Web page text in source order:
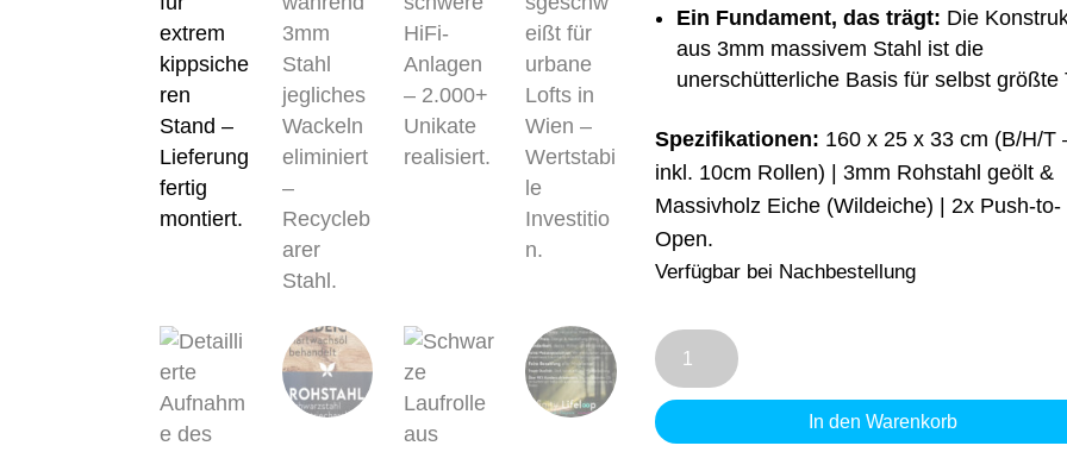
Ein Fundament, das trägt: Die
aus 3mm massivem Stahl ist die
unerschütterliche Basis für selbst größte
Spezifikationen: 160 x 25 x 33 cm (B/H/T
inkl. 10cm Rollen) | 3mm Rohstahl geölt &
Massivholz Eiche (Wildeiche) | 2x Push-to-
Open.
Verfügbar bei Nachbestellung
TV
Lowboard
CLASSIC
060
In den Warenkorb